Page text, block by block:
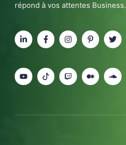
répond à vos attentes Business.